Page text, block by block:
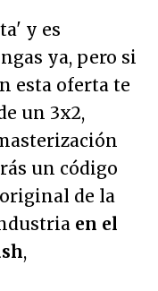
y es
ya, pero si
esta oferta te
un 3x2,
un código
de la
en el
,